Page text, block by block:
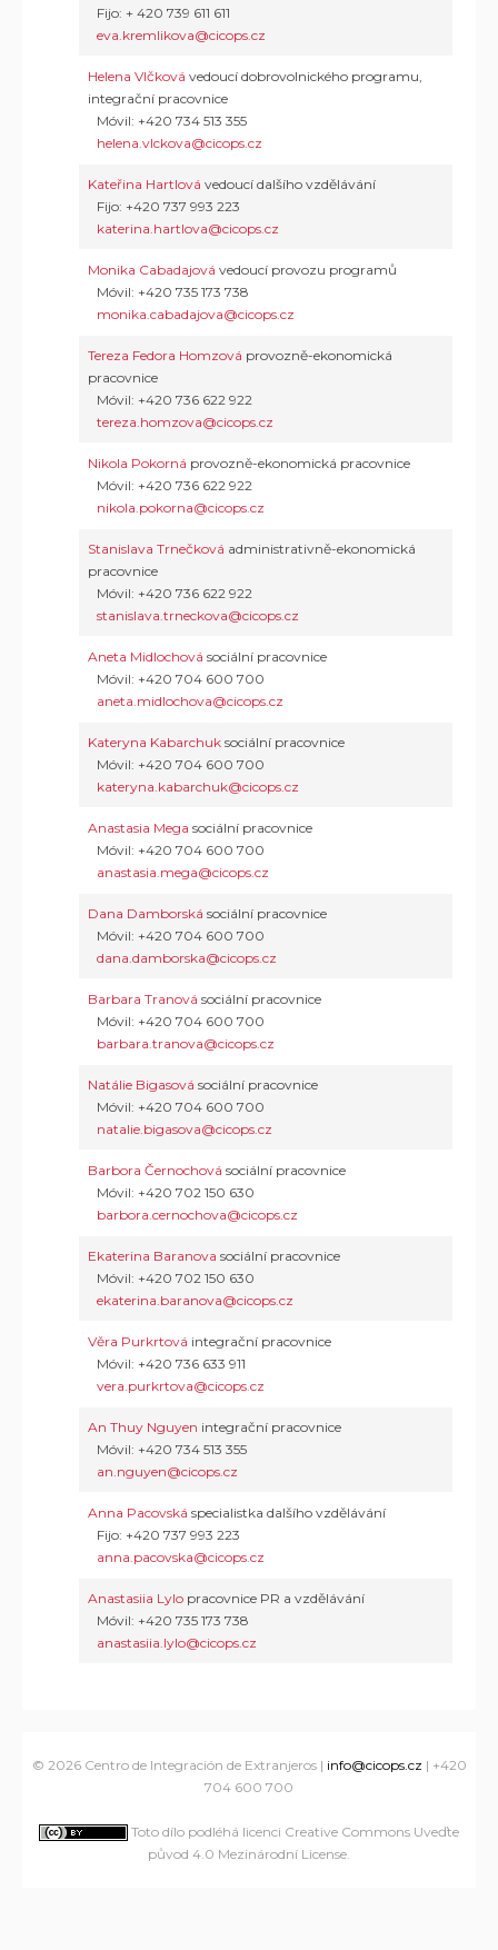
Fijo: + 420 739 611 611
eva.kremlikova@cicops.cz
Helena Vlčková vedoucí dobrovolnického programu,
integrační pracovnice
Móvil: +420 734 513 355
helena.vlckova@cicops.cz
Kateřina Hartlová vedoucí dalšího vzdělávání
Fijo: +420 737 993 223
katerina.hartlova@cicops.cz
Monika Cabadajová vedoucí provozu programů
Móvil: +420 735 173 738
monika.cabadajova@cicops.cz
Tereza Fedora Homzová provozně-ekonomická
pracovnice
Móvil: +420 736 622 922
tereza.homzova@cicops.cz
Nikola Pokorná provozně-ekonomická pracovnice
Móvil: +420 736 622 922
nikola.pokorna@cicops.cz
Stanislava Trnečková administrativně-ekonomická
pracovnice
Móvil: +420 736 622 922
stanislava.trneckova@cicops.cz
Aneta Midlochová sociální pracovnice
Móvil: +420 704 600 700
aneta.midlochova@cicops.cz
Kateryna Kabarchuk sociální pracovnice
Móvil: +420 704 600 700
kateryna.kabarchuk@cicops.cz
Anastasia Mega sociální pracovnice
Móvil: +420 704 600 700
anastasia.mega@cicops.cz
Dana Damborská sociální pracovnice
Móvil: +420 704 600 700
dana.damborska@cicops.cz
Barbara Tranová sociální pracovnice
Móvil: +420 704 600 700
barbara.tranova@cicops.cz
Natálie Bigasová sociální pracovnice
Móvil: +420 704 600 700
natalie.bigasova@cicops.cz
Barbora Černochová sociální pracovnice
Móvil: +420 702 150 630
barbora.cernochova@cicops.cz
Ekaterina Baranova sociální pracovnice
Móvil: +420 702 150 630
ekaterina.baranova@cicops.cz
Věra Purkrtová integrační pracovnice
Móvil: +420 736 633 911
vera.purkrtova@cicops.cz
An Thuy Nguyen integrační pracovnice
Móvil: +420 734 513 355
an.nguyen@cicops.cz
Anna Pacovská specialistka dalšího vzdělávání
Fijo: +420 737 993 223
anna.pacovska@cicops.cz
Anastasiia Lylo pracovnice PR a vzdělávání
Móvil: +420 735 173 738
anastasiia.lylo@cicops.cz
© 2026 Centro de Integración de Extranjeros| info@cicops.cz | +420
704 600 700
Toto dílo podléhá licenci Creative Commons Uveďte
původ 4.0 Mezinárodní License.